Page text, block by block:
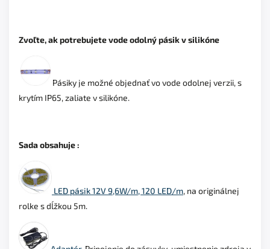
Zvoľte, ak potrebujete vode odolný pásik v silikóne
Pásiky je možné objednať vo vode odolnej verzii, s
krytím IP65, zaliate v silikóne.
Sada obsahuje :
LED pásik 12V 9,6W/m, 120 LED/m, na originálnej
rolke s dĺžkou 5m.